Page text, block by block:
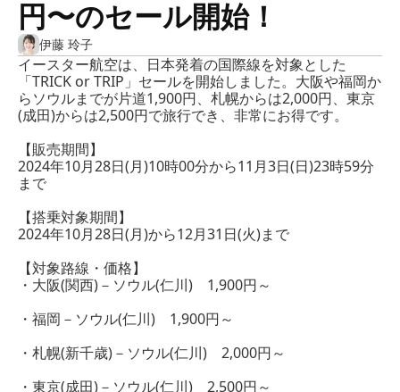
円〜のセール開始！
伊藤 玲子
イースター航空は、日本発着の国際線を対象とした
「TRICK or TRIP」セールを開始しました。大阪や福岡か
らソウルまでが片道1,900円、札幌からは2,000円、東京
(成田)からは2,500円で旅行でき、非常にお得です。
【販売期間】
2024年10月28日(月)10時00分から11月3日(日)23時59分
まで
【搭乗対象期間】
2024年10月28日(月)から12月31日(火)まで
【対象路線・価格】
・大阪(関西)－ソウル(仁川) 1,900円～
・福岡－ソウル(仁川) 1,900円～
・札幌(新千歳)－ソウル(仁川) 2,000円～
・東京(成田)－ソウル(仁川) 2,500円～